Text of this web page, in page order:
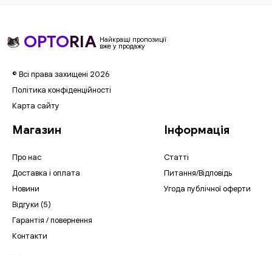
OPTORIA Найкращі пропозиції
вже у продажу
© Всі права захищені 2026
Політика конфіденційності
Карта сайту
Магазин
Про нас
Доставка і оплата
Новини
Відгуки (5)
Гарантія / повернення
Контакти
Інформація
Статті
Питання/Відповідь
Угода публічної оферти